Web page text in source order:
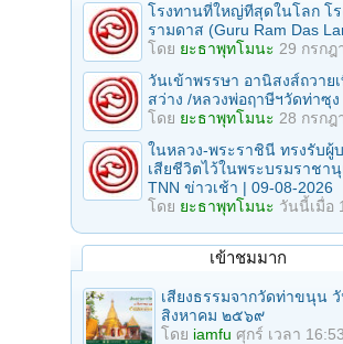
โรงทานที่ใหญ่ทีสุดในโลก โ
รามดาส (Guru Ram Das
โดย ยะธาพุทโมนะ 29 กรกฎ
วันเข้าพรรษา อานิสงส์ถวาย
สว่าง /หลวงพ่อฤาษีฯวัดท่าซุง
โดย ยะธาพุทโมนะ 28 กรกฎ
ในหลวง-พระราชินี ทรงรับผู้
เสียชีวิตไว้ในพระบรมราชานุ
TNN ข่าวเช้า | 09-08-2026
โดย ยะธาพุทโมนะ วันนี้เมื่อ
เข้าชมมาก
เสียงธรรมจากวัดท่าขนุน
สิงหาคม ๒๕๖๙
โดย iamfu ศุกร์ เวลา 16:53